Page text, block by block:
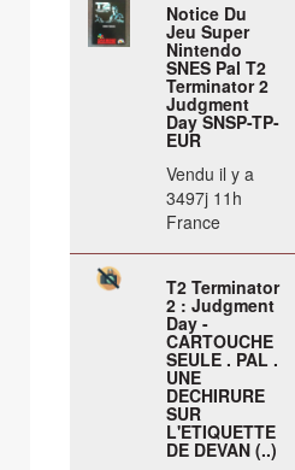
Notice Du
Jeu Super
Nintendo
SNES Pal T2
Terminator 2
Judgment
Day SNSP-TP-
EUR
Vendu il y a
3497j 11h
France
T2 Terminator
2 : Judgment
Day -
CARTOUCHE
SEULE . PAL .
UNE
DECHIRURE
SUR
L'ETIQUETTE
DE DEVAN (..)